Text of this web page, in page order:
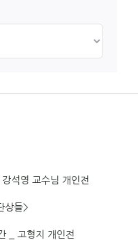
석영 교수님 개인전
상들>
_ 고형지 개인전